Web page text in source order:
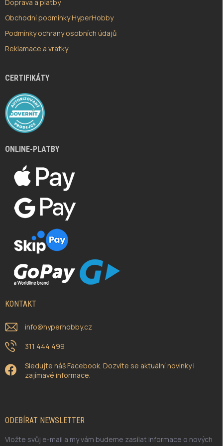
Doprava a platby
Obchodní podmínky HyperHobby
Podmínky ochrany osobních údajů
Reklamace a vratky
CERTIFIKÁTY
ONLINE-PLATBY
KONTAKT
info@hyperhobby.cz
311 444 499
Sledujte náš Facebook. Dozvíte se aktuální novinky i
zajímavé informace.
ODEBÍRAT NEWSLETTER
Vložte svůj e-mail a my vám budeme zasílat informace o nových